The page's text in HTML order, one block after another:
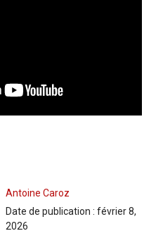
Antoine Caroz
Date de publication : février 8,
2026